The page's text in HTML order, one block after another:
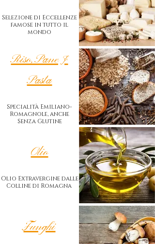
Selezione di Eccellenze
famose in tutto il
mondo
Riso, Pane &
Pasta
Specialità Emiliano-
Romagnole, anche
Senza Glutine
Olio
Olio Extravergine dalle
Colline di Romagna
Funghi